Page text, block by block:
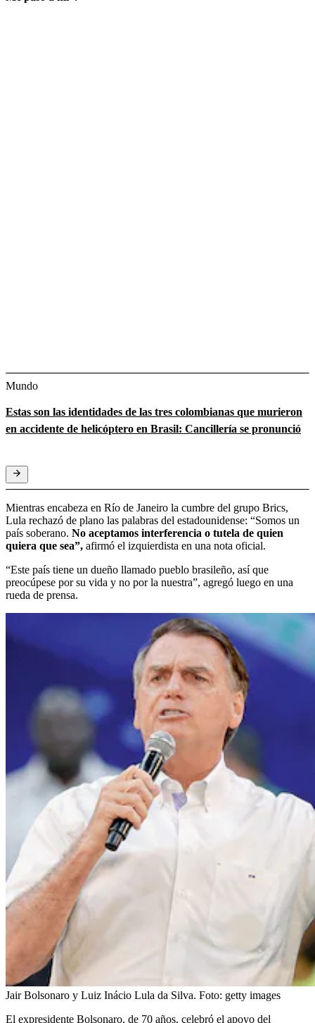
Mundo
Estas son las identidades de las tres colombianas que murieron
en accidente de helicóptero en Brasil: Cancillería se pronunció
Mientras encabeza en Río de Janeiro la cumbre del grupo Brics,
Lula rechazó de plano las palabras del estadounidense: “Somos un
país soberano. No aceptamos interferencia o tutela de quien
quiera que sea”, afirmó el izquierdista en una nota oficial.
“Este país tiene un dueño llamado pueblo brasileño, así que
preocúpese por su vida y no por la nuestra”, agregó luego en una
rueda de prensa.
Jair Bolsonaro y Luiz Inácio Lula da Silva. Foto: getty images
El expresidente Bolsonaro, de 70 años, celebró el apoyo del